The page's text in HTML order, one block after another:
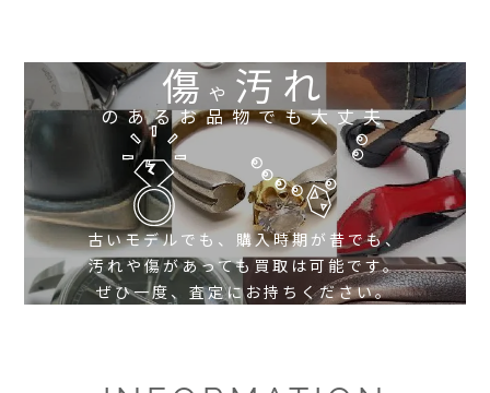
傷や 汚れ
のあるお品物でも大丈夫
古いモデルでも、購入時期が昔でも、
汚れや傷があっても買取は可能です。
ぜひ一度、査定にお持ちください。